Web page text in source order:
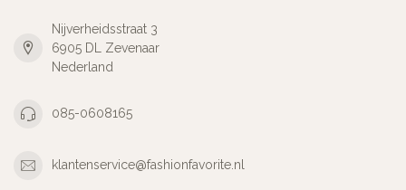
Nijverheidsstraat 3
6905 DL Zevenaar
Nederland
085-0608165
klantenservice@fashionfavorite.nl